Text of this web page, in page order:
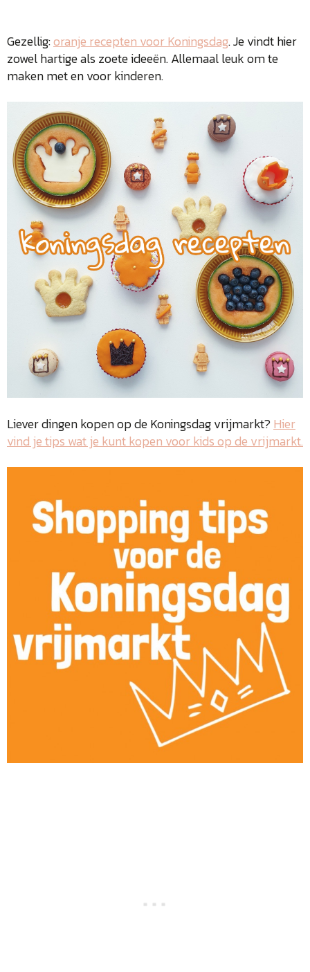
Gezellig:oranje recepten voor Koningsdag. Je vindt hier
zowel hartige als zoete ideeën. Allemaal leuk om te
maken met en voor kinderen.
Liever dingen kopen op de Koningsdag vrijmarkt? Hier
vind je tips wat je kunt kopen voor kids op de vrijmarkt.